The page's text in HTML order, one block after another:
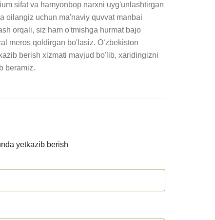
sifat va hamyonbop narxni uyg'unlashtirgan
oilangiz uchun ma'naviy quvvat manbai
orqali, siz ham o'tmishga hurmat bajo
meros qoldirgan bo'lasiz. Oʻzbekiston
berish xizmati mavjud bo'lib, xaridingizni
beramiz.
yetkazib berish